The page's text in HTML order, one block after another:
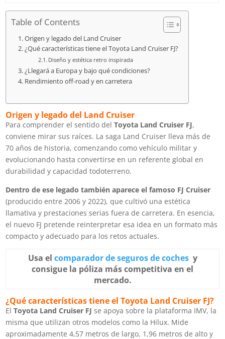
Table of Contents
Origen y legado del Land Cruiser
¿Qué características tiene el Toyota Land Cruiser FJ?
Diseño y estética retro inspirada
¿Llegará a Europa y bajo qué condiciones?
Rendimiento off-road y en carretera
Origen y legado del Land Cruiser
Para comprender el sentido delToyota Land Cruiser FJ,
conviene mirar sus raíces. La saga Land Cruiser lleva más de
70 años de historia, comenzando como vehículo militar y
evolucionando hasta convertirse en un referente global en
durabilidad y capacidad todoterreno.
Dentro de ese legado también aparece el famoso FJ Cruiser
(producido entre 2006 y 2022), que cultivó una estética
llamativa y prestaciones serias fuera de carretera. En esencia,
el nuevo FJ pretende reinterpretar esa idea en un formato más
compacto y adecuado para los retos actuales.
Usa el comparador de seguros de cochesy
consigue la póliza más competitiva en el
mercado.
¿Qué características tiene el Toyota Land Cruiser FJ?
ElToyota Land Cruiser FJ se apoya sobre la plataforma IMV, la
misma que utilizan otros modelos como la Hilux. Mide
aproximadamente 4,57 metros de largo, 1,96 metros de alto y